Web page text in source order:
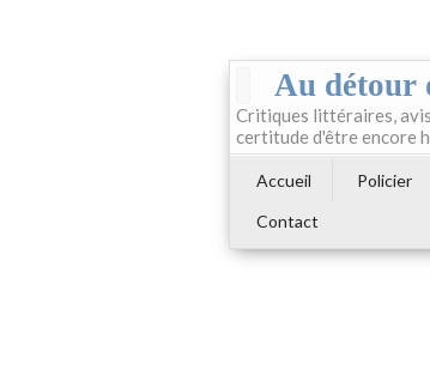
Au détour
Critiques littéraires,
certitude d'être encore
Accueil Policier
Contact